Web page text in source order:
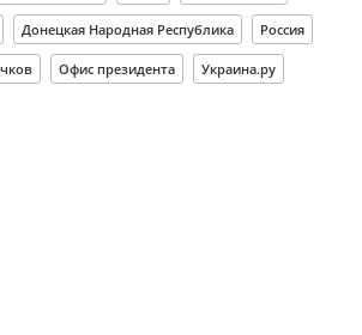
Донецкая Народная Республика Россия
Офис президента Украина.ру